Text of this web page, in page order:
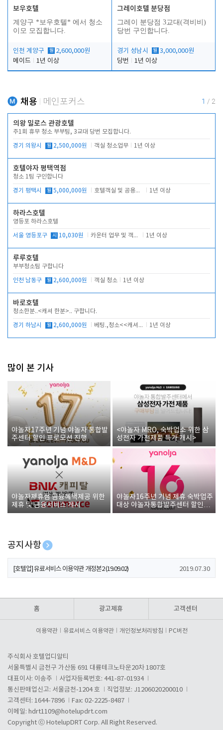
보우호텔
계양구 *보우호텔* 에서 청소
이모 모집합니다.
인천 계양구 월 2,600,000원
메이드
1년 이상
그레이호텔 분당점
그레이 분당점 3교대(격비비)
당번 구인합니다.
경기 성남시 월 3,000,000원
당번
1년 이상
채용 메인포커스 1 / 2
의왕 밀로스 관광호텔
주1회 휴무 청소 부부팀, 3교대 당번 모집합니다.
경기 의왕시 월 2,500,000원 객실 청소업무 1년 이상
호텔야자 평택역점
청소 1팀 구인합니다
경기 평택시 월 5,000,000원 호텔객실 및 공용시설 청소 관리 1년 이상
하라스호텔
영등포 하라스호텔
서울 영등포구 시 10,030원 카운터 업무 및 객실관리(청소상태 확인, 객실판매) 1년 이상
루루호텔
부부청소팀 구합니다
인천 남동구 월 2,600,000원 객실 청소 1년 이상
바로호텔
청소한분..<캐셔 한분>.. 구합니다.
경기 하남시 월 2,600,000원 베팅.,청소<<캐셔 모셔봅니다. 1년 이상
많이 본 기사
야놀자17주년 기념 야놀자 통합발
주센터 할인 프로모션 진행
<야놀자 MRO, 숙박업소 위한 삼
성전자 가전제품 특가 개시>
야놀자제휴점 금융혜택제공 위한
제휴 및 금융서비스 게시
야놀자16주년 기념 제휴 숙박업주
대상 야놀자통합발주센터 할인쿠
폰 증정
공지사항
[호텔업] 개인정보 처리방침 개정본1 (19.09.02)
[호텔업] 유료서비스 이용약관 개정본2 (19.09.02) 2019.07.30
홈 광고제휴 고객센터
이용약관 유료서비스 이용약관 개인정보처리방침 PC버전
주식회사 호텔업디알티
서울특별시 금천구 가산동 691 대륭테크노타운20차 1807호
대표이사: 이송주
사업자등록번호: 441-87-01934
통신판매업신고: 서울금천-1204 호
직업정보: J1206020200010
고객센터: 1644-7896
Fax: 02-2225-8487
이메일: hdrt1109@hotelupdrt.com
Copyright ⓒ HotelupDRT Corp. All Right Reserved.